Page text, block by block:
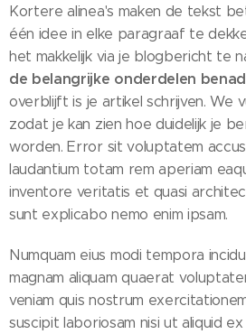
Kortere alinea's maken de tekst
één idee in elke paragraaf te
het makkelijk via je blogbericht te
de belangrijke onderdelen
overblijft is je artikel schrijven. We
zodat je kan zien hoe duidelijk je
worden. Error sit voluptatem
laudantium totam rem aperiam
inventore veritatis et quasi
sunt explicabo nemo enim ipsam.
Numquam eius modi tempora
magnam aliquam quaerat
veniam quis nostrum
suscipit laboriosam nisi ut aliquid ex